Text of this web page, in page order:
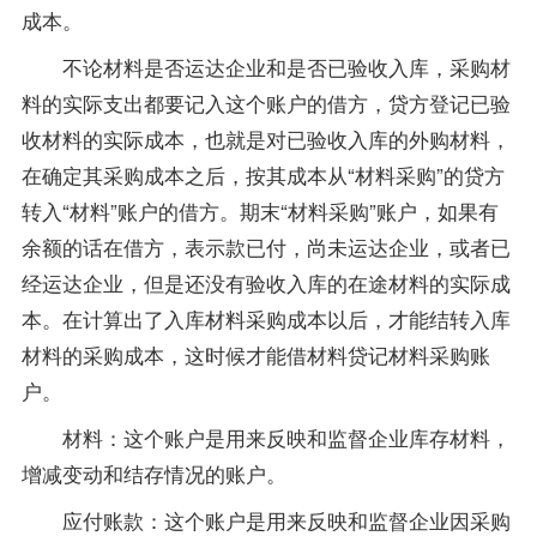
成本。
不论材料是否运达企业和是否已验收入库，采购材
料的实际支出都要记入这个账户的借方，贷方登记已验
收材料的实际成本，也就是对已验收入库的外购材料，
在确定其采购成本之后，按其成本从“材料采购”的贷方
转入“材料”账户的借方。期末“材料采购”账户，如果有
余额的话在借方，表示款已付，尚未运达企业，或者已
经运达企业，但是还没有验收入库的在途材料的实际成
本。在计算出了入库材料采购成本以后，才能结转入库
材料的采购成本，这时候才能借材料贷记材料采购账
户。
材料：这个账户是用来反映和监督企业库存材料，
增减变动和结存情况的账户。
应付账款：这个账户是用来反映和监督企业因采购